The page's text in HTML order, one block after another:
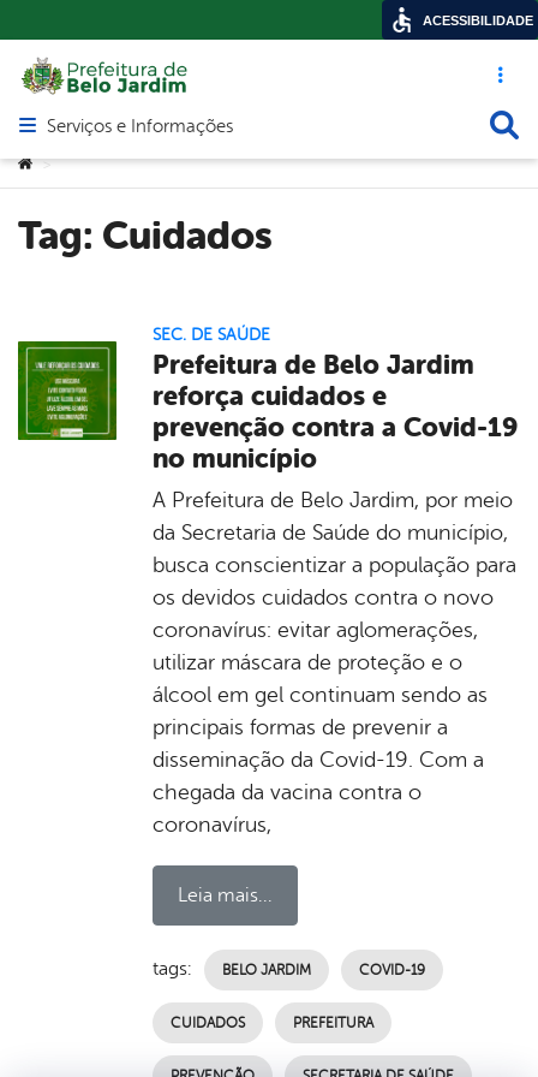
Acesso
Abrir menu principal de navegação
Serviços e Informações
Você está aqui:
>
Tag: Cuidados
SEC. DE SAÚDE
Prefeitura de Belo Jardim
reforça cuidados e
prevenção contra a Covid-19
no município
A Prefeitura de Belo Jardim, por meio
da Secretaria de Saúde do município,
busca conscientizar a população para
os devidos cuidados contra o novo
coronavírus: evitar aglomerações,
utilizar máscara de proteção e o
álcool em gel continuam sendo as
principais formas de prevenir a
disseminação da Covid-19. Com a
chegada da vacina contra o
coronavírus,
Leia mais...
tags: BELO JARDIM COVID-19
CUIDADOS PREFEITURA
ACESSIBILIDADE